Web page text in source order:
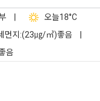
오늘18°C
먼지:(23㎍/㎥)좋음
음